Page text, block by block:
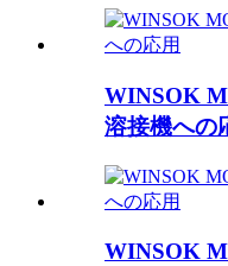
WINSOK
溶接機への
WINSOK